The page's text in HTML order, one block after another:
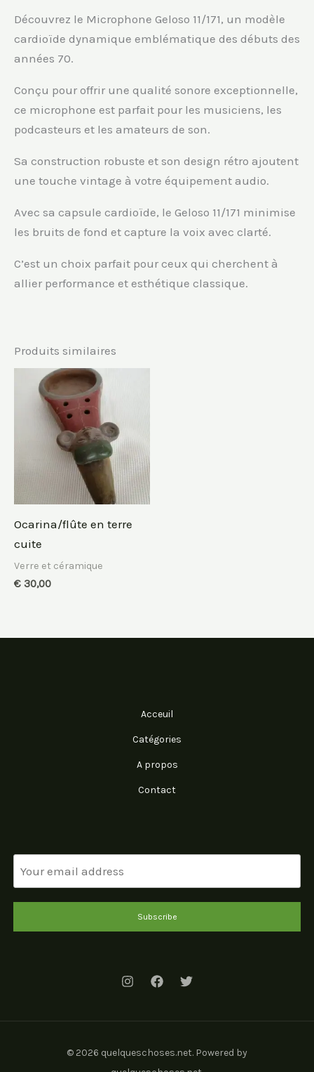
Découvrez le Microphone Geloso 11/171, un modèle
cardioïde dynamique emblématique des débuts des
années 70.
Conçu pour offrir une qualité sonore exceptionnelle,
ce microphone est parfait pour les musiciens, les
podcasteurs et les amateurs de son.
Sa construction robuste et son design rétro ajoutent
une touche vintage à votre équipement audio.
Avec sa capsule cardioïde, le Geloso 11/171 minimise
les bruits de fond et capture la voix avec clarté.
C’est un choix parfait pour ceux qui cherchent à
allier performance et esthétique classique.
Produits similaires
Ocarina/flûte en terre
cuite
Verre et céramique
€ 30,00
Acceuil
Catégories
A propos
Contact
Subscribe
© 2026 quelqueschoses.net. Powered by